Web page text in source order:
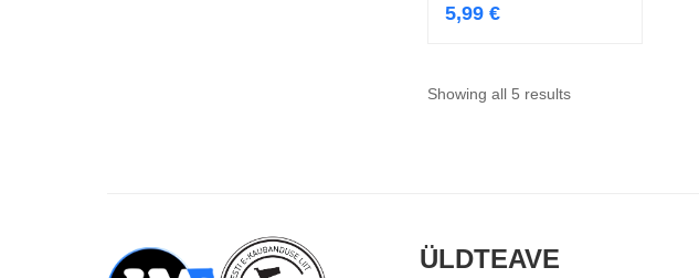
5,99 €
Showing all 5 results
ÜLDTEAVE